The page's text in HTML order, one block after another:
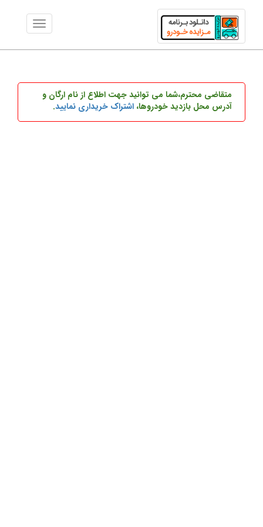
متقاضی محترم،شما می توانیدجهت اطلاع از نام ارگان و
آدرس محل بازدید خودروها، اشتراک خریداری نمایید.